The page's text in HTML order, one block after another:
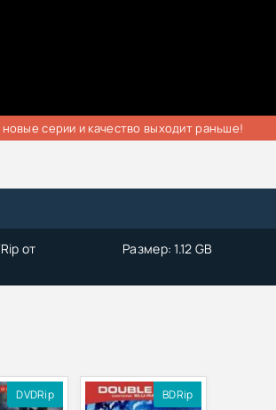
серии и качество выходит раньше!
от
Размер: 1.12 GB
DVDRip BDRip